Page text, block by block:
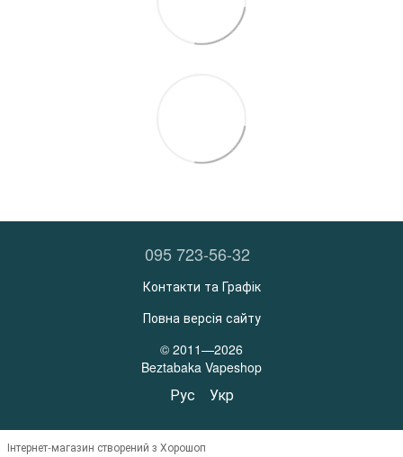
095 723-56-32
Контакти та Графік
Повна версія сайту
© 2011—2026
Beztabaka Vapeshop
Рус Укр
Інтернет-магазин створений з Хорошоп